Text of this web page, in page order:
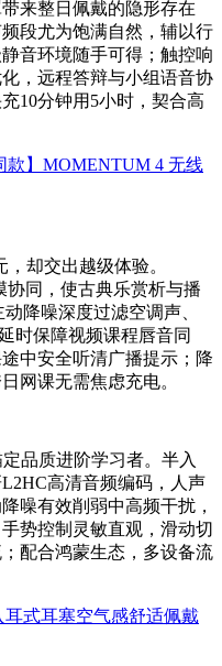
来整日佩戴的隐形存在
段尤为饱满自然，辅以行
音环境随手可得；触控响
，远程答辩与小组语音协
10分钟用5小时，契合高
款】MOMENTUM 4 无线
却交出越级体验。
协同，使古典乐赏析与播
降噪深度过滤空调声、
时保障视频课程唇音同
中安全听清广播提示；降
网课无需焦虑充电。
品质进阶学习者。半入
高清音频编码，人声
噪有效削弱中高频干扰，
势控制灵敏直观，滑动切
配合鸿蒙生态，多设备流
耳式耳塞空气感舒适佩戴